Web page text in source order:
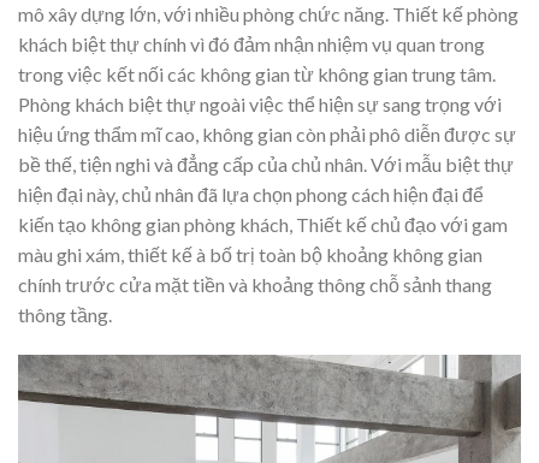
mô xây dựng lớn, với nhiều phòng chức năng. Thiết kế phòng
khách biệt thự chính vì đó đảm nhận nhiệm vụ quan trong
trong việc kết nối các không gian từ không gian trung tâm.
Phòng khách biệt thự ngoài việc thể hiện sự sang trọng với
hiệu ứng thẩm mĩ cao, không gian còn phải phô diễn được sự
bề thế, tiện nghi và đẳng cấp của chủ nhân. Với mẫu biệt thự
hiện đại này, chủ nhân đã lựa chọn phong cách hiện đại để
kiến tạo không gian phòng khách, Thiết kế chủ đạo với gam
màu ghi xám, thiết kế à bố trị toàn bộ khoảng không gian
chính trước cửa mặt tiền và khoảng thông chỗ sảnh thang
thông tầng.